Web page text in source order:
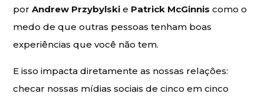
porAndrew Przybylski e Patrick McGinnis como o
medo de que outras pessoas tenham boas
experiências que você não tem.
E isso impacta diretamente as nossas relações:
checar nossas mídias sociais de cinco em cinco